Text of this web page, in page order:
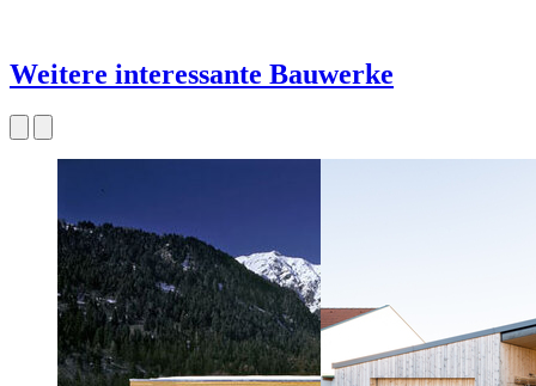
Weitere interessante Bauwerke